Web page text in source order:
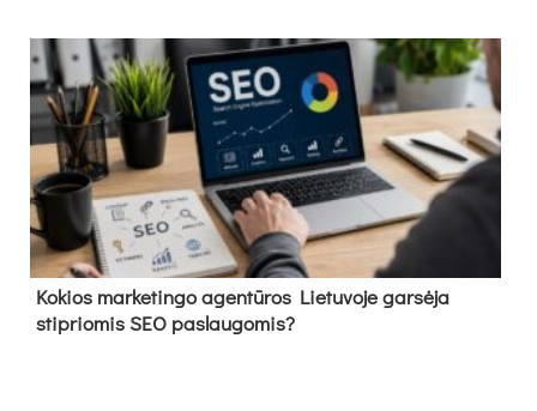
Kokios marketingo agentūros Lietuvoje garsėja
stipriomis SEO paslaugomis?